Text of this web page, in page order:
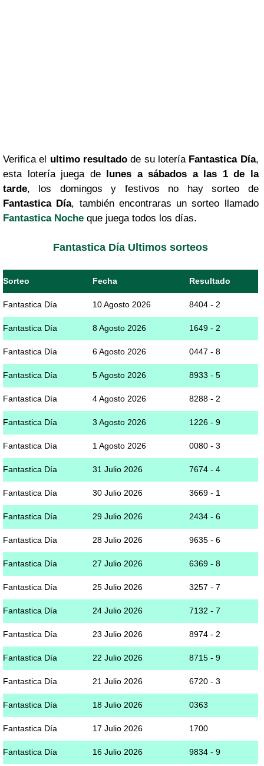
Verifica el ultimo resultadode su lotería Fantastica Día,
esta lotería juega de lunes a sábados a las 1 de la
tarde, los domingos y festivos no hay sorteo de
Fantastica Día, también encontraras un sorteo llamado
Fantastica Noche que juega todos los días.
Fantastica Día Ultimos sorteos
Sorteo Fecha Resultado
Fantastica Día 10 Agosto 2026 8404 - 2
Fantastica Día 8 Agosto 2026 1649 - 2
Fantastica Día 6 Agosto 2026 0447 - 8
Fantastica Día 5 Agosto 2026 8933 - 5
Fantastica Día 4 Agosto 2026 8288 - 2
Fantastica Día 3 Agosto 2026 1226 - 9
Fantastica Día 1 Agosto 2026 0080 - 3
Fantastica Día 31 Julio 2026 7674 - 4
Fantastica Día 30 Julio 2026 3669 - 1
Fantastica Día 29 Julio 2026 2434 - 6
Fantastica Día 28 Julio 2026 9635 - 6
Fantastica Día 27 Julio 2026 6369 - 8
Fantastica Día 25 Julio 2026 3257 - 7
Fantastica Día 24 Julio 2026 7132 - 7
Fantastica Día 23 Julio 2026 8974 - 2
Fantastica Día 22 Julio 2026 8715 - 9
Fantastica Día 21 Julio 2026 6720 - 3
Fantastica Día 18 Julio 2026 0363
Fantastica Día 17 Julio 2026 1700
Fantastica Día 16 Julio 2026 9834 - 9